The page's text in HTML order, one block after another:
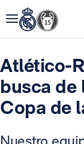
Atlético-
busca de
Copa de